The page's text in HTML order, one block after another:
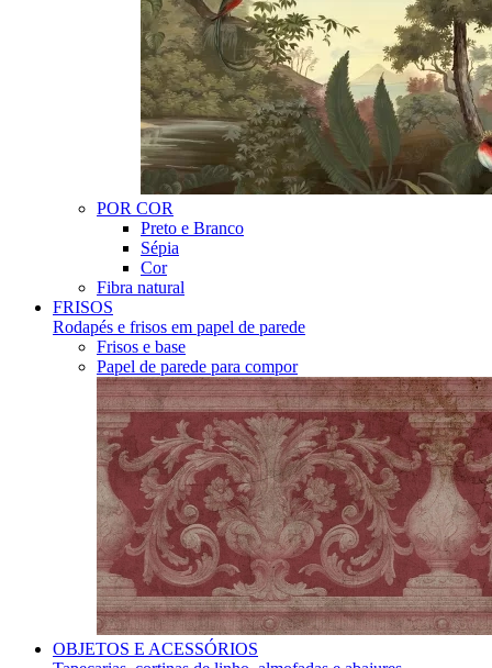
POR COR
Preto e Branco
Sépia
Cor
Fibra natural
FRISOS
Rodapés e frisos em papel de parede
Frisos e base
Papel de parede para compor
OBJETOS E ACESSÓRIOS